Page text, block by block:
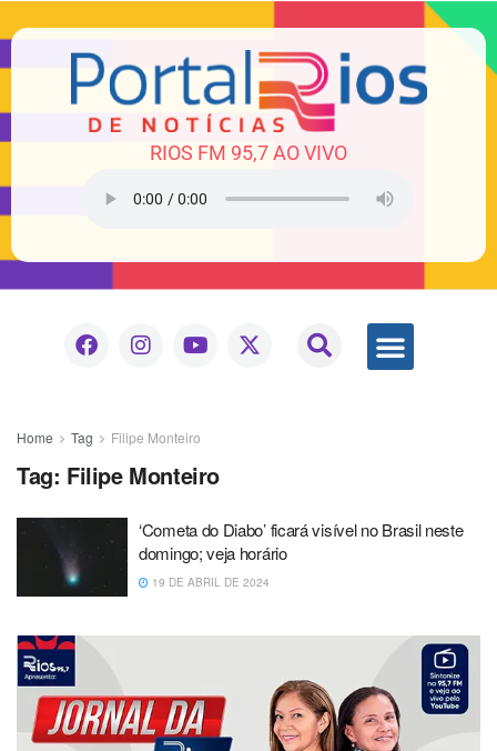
RIOS FM 95,7 AO VIVO
Home Tag Filipe Monteiro
Tag: Filipe Monteiro
‘Cometa do Diabo’ ficará visível no Brasil neste
domingo; veja horário
19 DE ABRIL DE 2024